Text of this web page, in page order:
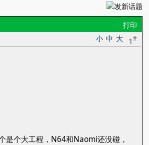
打印
1 #
大
中
小
是个大工程，N64和Naomi还没碰，